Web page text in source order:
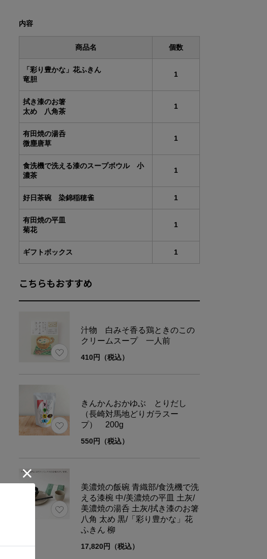
商品リニューアルについてのお知らせ
ご購入いただいた商品がオンラインショップの
ので、ご了承くださいませ。
商品詳細・商品サイズ
商品の詳細・サイズについては各商品ページをご覧ください。
好日茶碗 染錦稲穂雀
有田焼の平皿 菊花
有田焼の湯呑 微塵唐草
拭き漆のお箸 八角 茶 太め
内容
商品名 個数
「彩り豊かな」花ふきん
竜胆
1
拭き漆のお箸
太め 八角茶
1
有田焼の湯呑
微塵唐草
1
食洗機で洗える漆のスープボウル 小
濃茶
1
好日茶碗 染錦稲穂雀 1
有田焼の平皿
菊花
1
ギフトボックス 1
こちらもおすすめ
汁物 白みそ香る鶏ときのこの
クリームスープ 一人前
410円（税込）
きんかんおかゆぶ とりだし
（長崎対馬地どりガラスー
プ） 200g
550円（税込）
美濃焼の飯碗 青織部/食洗機で洗
える漆椀 中/美濃焼の平皿 土灰/
美濃焼の湯呑 土灰/拭き漆のお箸
八角 太め 黒/「彩り豊かな」花
ふきん 柳
17,820円（税込）